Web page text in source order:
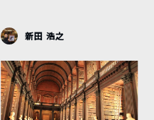
新田 浩之